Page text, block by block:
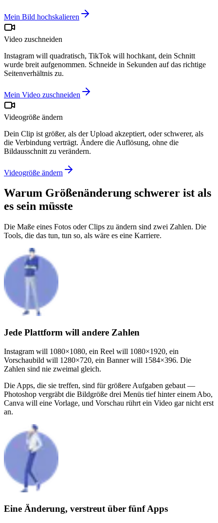
Mein Bild hochskalieren
Video zuschneiden
Instagram will quadratisch, TikTok will hochkant, dein Schnitt
wurde breit aufgenommen. Schneide in Sekunden auf das richtige
Seitenverhältnis zu.
Mein Video zuschneiden
Videogröße ändern
Dein Clip ist größer, als der Upload akzeptiert, oder schwerer, als
die Verbindung verträgt. Ändere die Auflösung, ohne die
Bildausschnitt zu verändern.
Videogröße ändern
Warum Größenänderung schwerer ist als
es sein müsste
Die Maße eines Fotos oder Clips zu ändern sind zwei Zahlen. Die
Tools, die das tun, tun so, als wäre es eine Karriere.
Jede Plattform will andere Zahlen
Instagram will 1080×1080, ein Reel will 1080×1920, ein
Vorschaubild will 1280×720, ein Banner will 1584×396. Die
Zahlen sind nie zweimal gleich.
Die Apps, die sie treffen, sind für größere Aufgaben gebaut —
Photoshop vergräbt die Bildgröße drei Menüs tief hinter einem Abo,
Canva will eine Vorlage, und Vorschau rührt ein Video gar nicht erst
an.
Eine Änderung, verstreut über fünf Apps